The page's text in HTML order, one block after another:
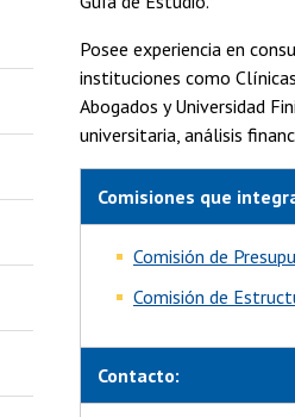
Posee experiencia en
instituciones como
Abogados y Universidad
universitaria, análisis
Comisiones que
Comisión de
Comisión de
Contacto: